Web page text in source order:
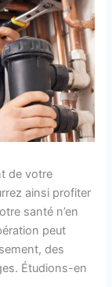
de votre
ainsi profiter
santé n’en
peut
des
Étudions-en